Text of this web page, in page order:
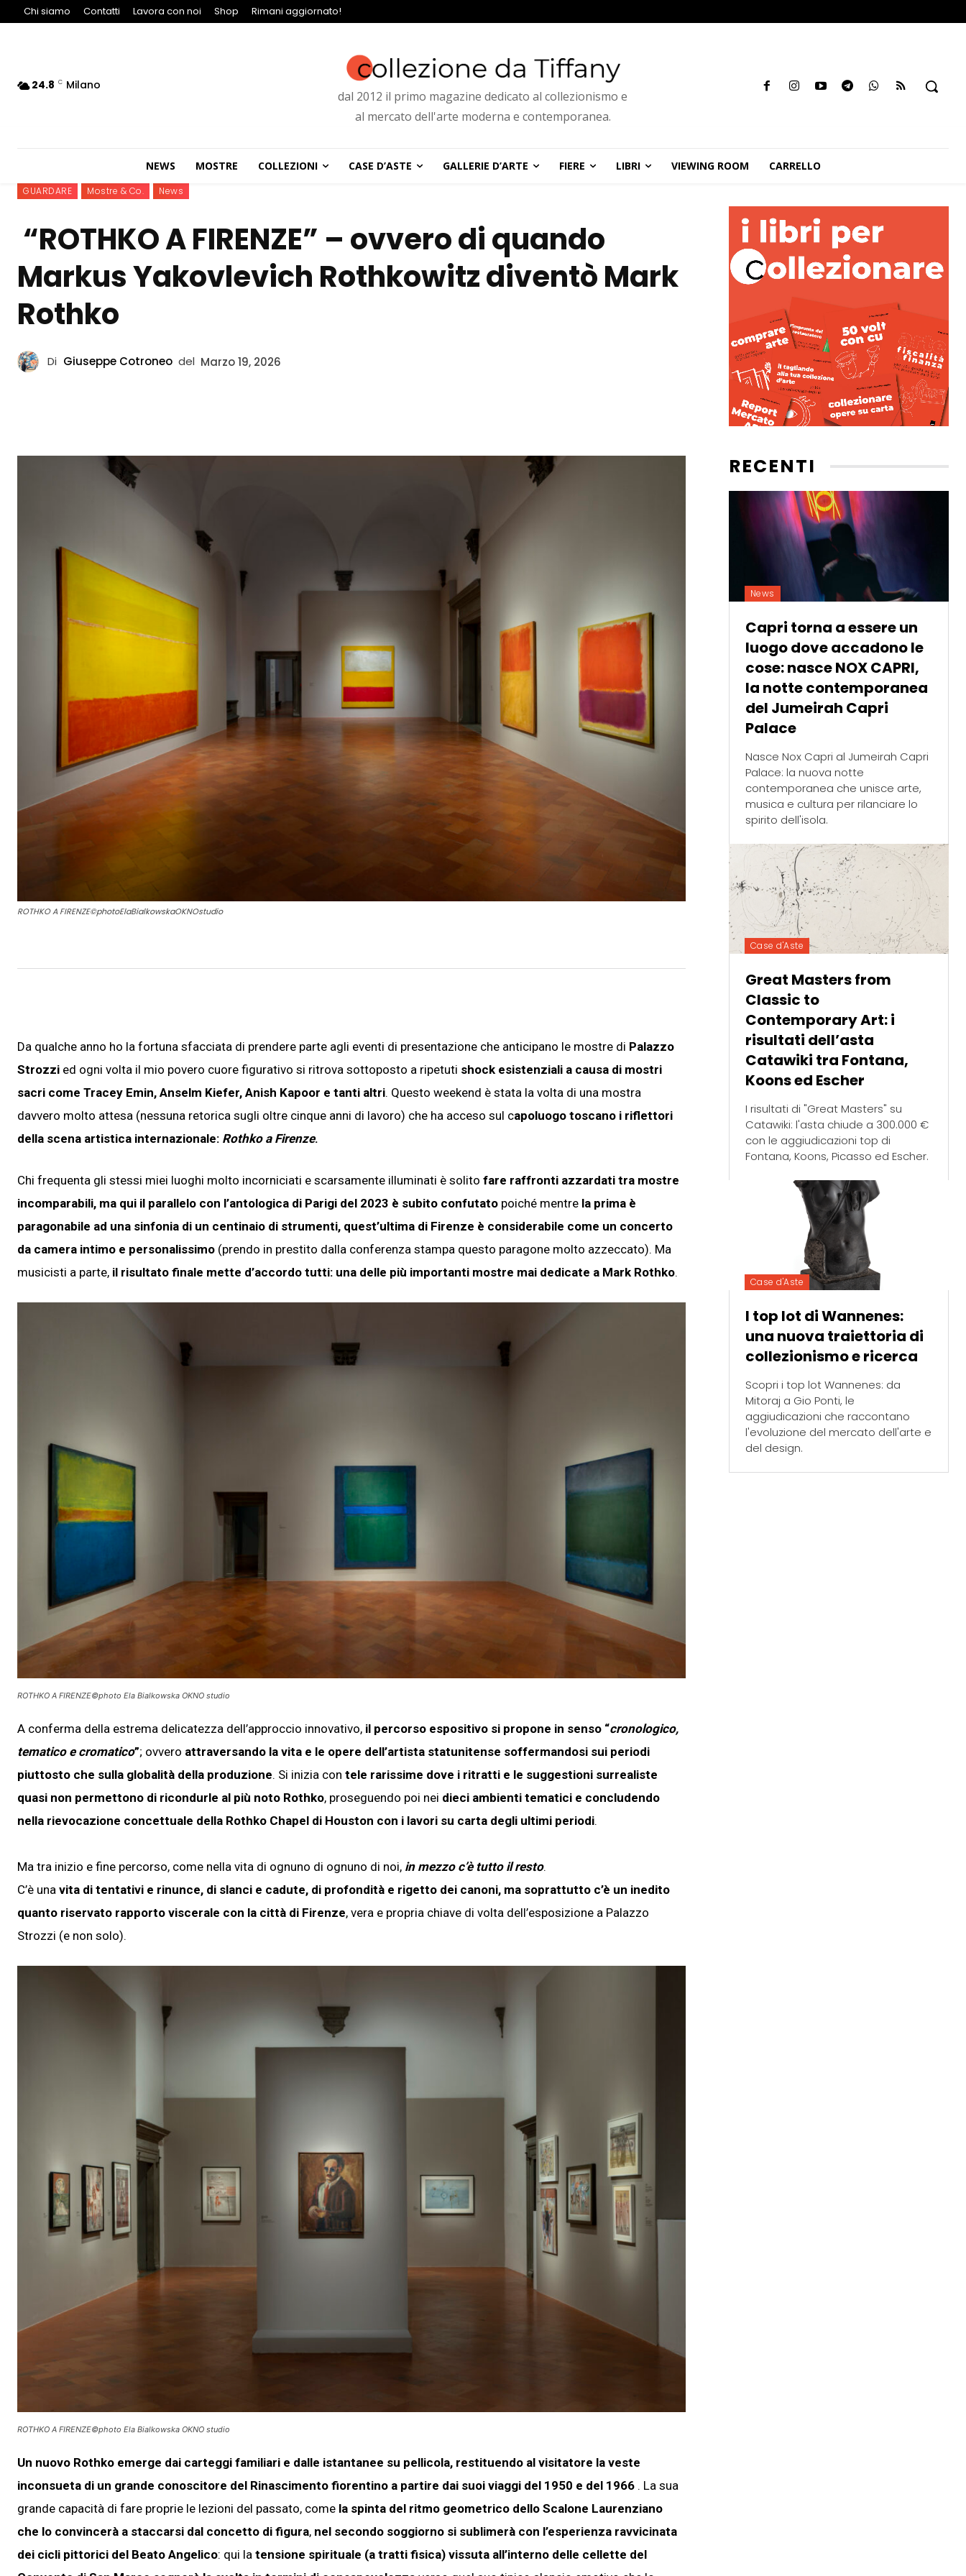
Chi siamo Contatti Lavora con noi Shop Rimani aggiornato!
24.8 C Milano
dal 2012 il primo magazine dedicato al collezionismo e
al mercato dell'arte moderna e contemporanea.
NEWS MOSTRE COLLEZIONI CASE D’ASTE GALLERIE D’ARTE FIERE LIBRI VIEWING ROOM CARRELLO
GUARDARE Mostre & Co. News
“ROTHKO A FIRENZE” – ovvero di quando
Markus Yakovlevich Rothkowitz diventò Mark
Rothko
Di Giuseppe Cotroneo del Marzo 19, 2026
ROTHKO A FIRENZE©photoElaBialkowskaOKNOstudio
Da qualche anno ho la fortuna sfacciata di prendere parte agli eventi di presentazione che anticipano le mostre di Palazzo
Strozzi ed ogni volta il mio povero cuore figurativo si ritrova sottoposto a ripetuti shock esistenziali a causa di mostri
sacri come Tracey Emin, Anselm Kiefer, Anish Kapoor e tanti altri. Questo weekend è stata la volta di una mostra
davvero molto attesa (nessuna retorica sugli oltre cinque anni di lavoro) che ha acceso sul capoluogo toscano i riflettori
della scena artistica internazionale: Rothko a Firenze.
Chi frequenta gli stessi miei luoghi molto incorniciati e scarsamente illuminati è solito fare raffronti azzardati tra mostre
incomparabili, ma qui il parallelo con l’antologica di Parigi del 2023 è subito confutato poiché mentre la prima è
paragonabile ad una sinfonia di un centinaio di strumenti, quest’ultima di Firenze è considerabile come un concerto
da camera intimo e personalissimo (prendo in prestito dalla conferenza stampa questo paragone molto azzeccato). Ma
musicisti a parte, il risultato finale mette d’accordo tutti: una delle più importanti mostre mai dedicate a Mark Rothko.
ROTHKO A FIRENZE©photo Ela Bialkowska OKNO studio
A conferma della estrema delicatezza dell’approccio innovativo, il percorso espositivo si propone in senso “cronologico,
tematico e cromatico”; ovvero attraversando la vita e le opere dell’artista statunitense soffermandosi sui periodi
piuttosto che sulla globalità della produzione. Si inizia con tele rarissime dove i ritratti e le suggestioni surrealiste
quasi non permettono di ricondurle al più noto Rothko, proseguendo poi nei dieci ambienti tematici e concludendo
nella rievocazione concettuale della Rothko Chapel di Houston con i lavori su carta degli ultimi periodi.
Ma tra inizio e fine percorso, come nella vita di ognuno di ognuno di noi, in mezzo c’è tutto il resto.
C’è una vita di tentativi e rinunce, di slanci e cadute, di profondità e rigetto dei canoni, ma soprattutto c’è un inedito
quanto riservato rapporto viscerale con la città di Firenze, vera e propria chiave di volta dell’esposizione a Palazzo
Strozzi (e non solo).
ROTHKO A FIRENZE©photo Ela Bialkowska OKNO studio
Un nuovo Rothko emerge dai carteggi familiari e dalle istantanee su pellicola, restituendo al visitatore la veste
inconsueta di un grande conoscitore del Rinascimento fiorentino a partire dai suoi viaggi del 1950 e del 1966 . La sua
grande capacità di fare proprie le lezioni del passato, come la spinta del ritmo geometrico dello Scalone Laurenziano
che lo convincerà a staccarsi dal concetto di figura, nel secondo soggiorno si sublimerà con l’esperienza ravvicinata
dei cicli pittorici del Beato Angelico: qui la tensione spirituale (a tratti fisica) vissuta all’interno delle cellette del
RECENTI
News
Capri torna a essere un
luogo dove accadono le
cose: nasce NOX CAPRI,
la notte contemporanea
del Jumeirah Capri
Palace
Nasce Nox Capri al Jumeirah Capri
Palace: la nuova notte
contemporanea che unisce arte,
musica e cultura per rilanciare lo
spirito dell'isola.
Case d'Aste
Great Masters from
Classic to
Contemporary Art: i
risultati dell’asta
Catawiki tra Fontana,
Koons ed Escher
I risultati di "Great Masters" su
Catawiki: l'asta chiude a 300.000 €
con le aggiudicazioni top di
Fontana, Koons, Picasso ed Escher.
Case d'Aste
I top lot di Wannenes:
una nuova traiettoria di
collezionismo e ricerca
Scopri i top lot Wannenes: da
Mitoraj a Gio Ponti, le
aggiudicazioni che raccontano
l'evoluzione del mercato dell'arte e
del design.